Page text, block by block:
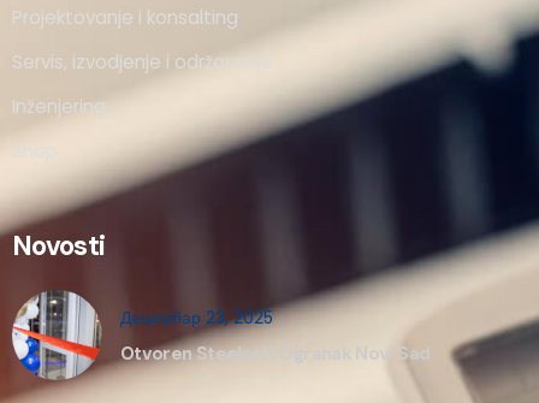
Projektovanje i konsalting
Servis, izvodjenje i održavanje
Inženjering
Shop
Novosti
Децембар 23, 2025
Otvoren Steelsoft Ogranak Novi Sad